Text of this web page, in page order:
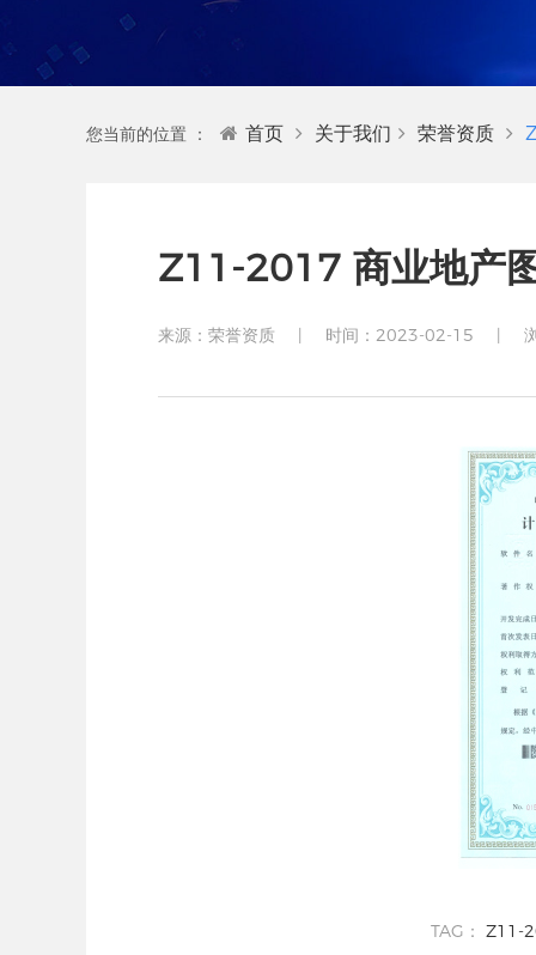
您当前的位置 ： 首页 关于我们 荣誉资质
Z11-2017 商业地产
来源：荣誉资质 | 时间：2023-02-15 |
TAG： Z11-